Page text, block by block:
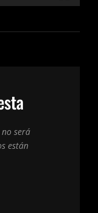
será
están